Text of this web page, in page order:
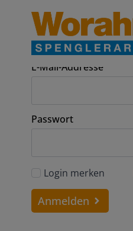
Anmeldung
E-Mail-Addresse
Passwort
Login merken
Anmelden